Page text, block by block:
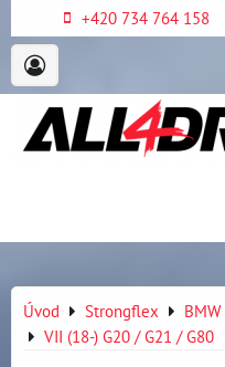
+420 734 764 158
Úvod Strongflex BMW
VII (18-) G20 / G21 / G80